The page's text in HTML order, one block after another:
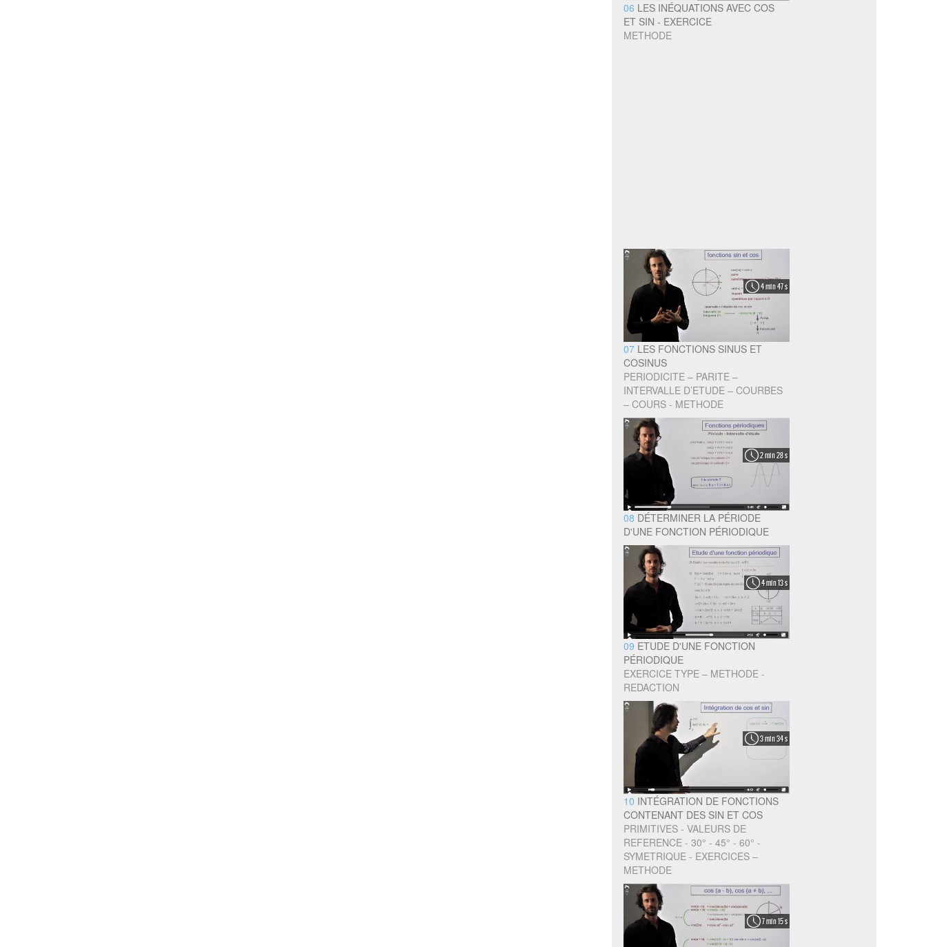
06 LES INÉQUATIONS AVEC COS
ET SIN - EXERCICE
METHODE
4 min 47 s
07 LES FONCTIONS SINUS ET
COSINUS
PERIODICITE – PARITE –
INTERVALLE D’ETUDE – COURBES
– COURS - METHODE
2 min 28 s
08 DÉTERMINER LA PÉRIODE
D'UNE FONCTION PÉRIODIQUE
4 min 13 s
09 ETUDE D'UNE FONCTION
PÉRIODIQUE
EXERCICE TYPE – METHODE -
REDACTION
3 min 34 s
10 INTÉGRATION DE FONCTIONS
CONTENANT DES SIN ET COS
PRIMITIVES - VALEURS DE
REFERENCE - 30° - 45° - 60° -
SYMETRIQUE - EXERCICES –
METHODE
7 min 15 s